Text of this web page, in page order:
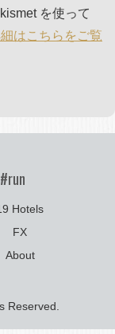
を使って
はこちらをご覧
Hotels
FX
About
Reserved.